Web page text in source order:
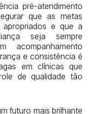
pré-atendimento
que as metas
e que a
seja sempre
e consistência é
em clínicas que
de qualidade tão
futuro mais brilhante